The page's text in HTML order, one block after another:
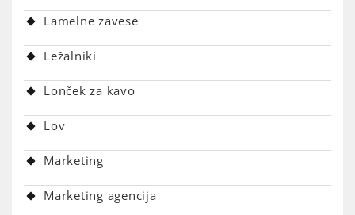
Lamelne zavese
Ležalniki
Lonček za kavo
Lov
Marketing
Marketing agencija